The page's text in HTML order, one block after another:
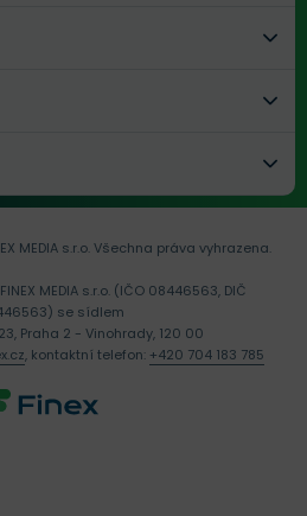
MEDIA s.r.o.Všechna práva vyhrazena.
MEDIA s.r.o. (IČO 08446563, DIČ
se sídlem
Praha 2 - Vinohrady, 120 00
, kontaktní telefon: +420 704 183 785